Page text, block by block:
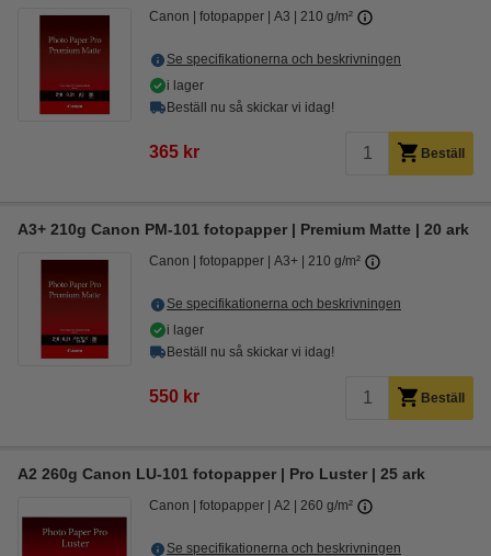
Canon fotopapper A3 210 g/m²
Se specifikationerna och beskrivningen
i lager
Beställ nu så skickar vi idag!
365 kr Beställ
A3+ 210g Canon PM-101 fotopapper | Premium Matte | 20 ark
Canon fotopapper A3+ 210 g/m²
Se specifikationerna och beskrivningen
i lager
Beställ nu så skickar vi idag!
550 kr Beställ
A2 260g Canon LU-101 fotopapper | Pro Luster | 25 ark
Canon fotopapper A2 260 g/m²
Se specifikationerna och beskrivningen